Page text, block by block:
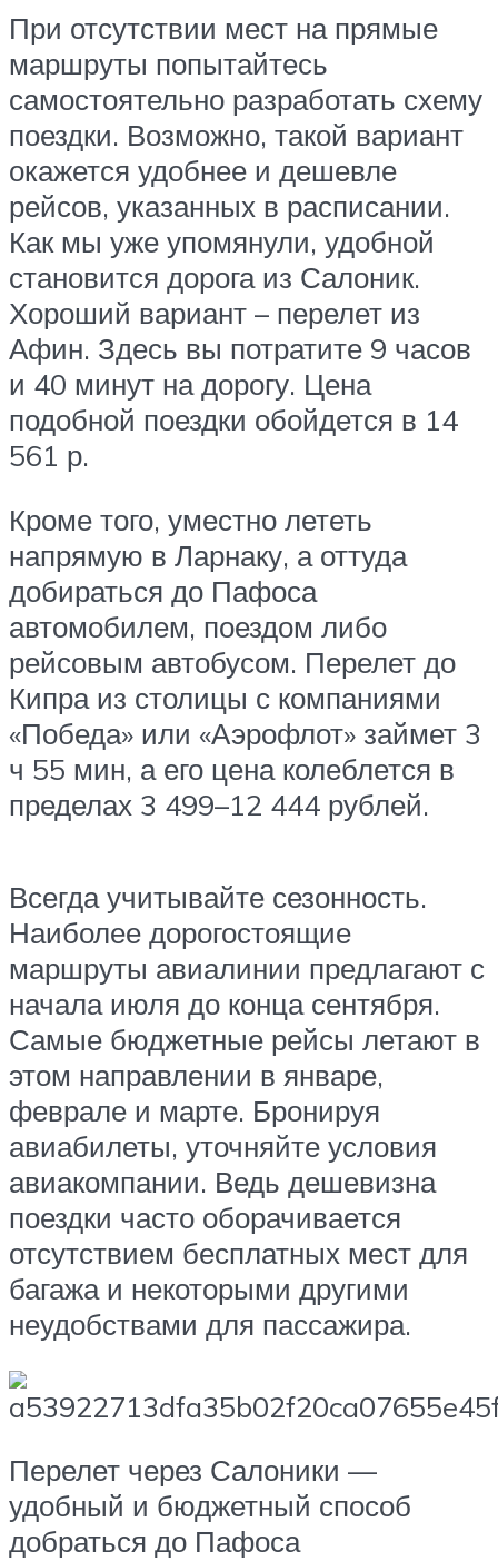
При отсутствии мест на прямые
маршруты попытайтесь
самостоятельно разработать схему
поездки. Возможно, такой вариант
окажется удобнее и дешевле
рейсов, указанных в расписании.
Как мы уже упомянули, удобной
становится дорога из Салоник.
Хороший вариант – перелет из
Афин. Здесь вы потратите 9 часов
и 40 минут на дорогу. Цена
подобной поездки обойдется в 14
561 р.
Кроме того, уместно лететь
напрямую в Ларнаку, а оттуда
добираться до Пафоса
автомобилем, поездом либо
рейсовым автобусом. Перелет до
Кипра из столицы с компаниями
«Победа» или «Аэрофлот» займет 3
ч 55 мин, а его цена колеблется в
пределах 3 499–12 444 рублей.
Всегда учитывайте сезонность.
Наиболее дорогостоящие
маршруты авиалинии предлагают с
начала июля до конца сентября.
Самые бюджетные рейсы летают в
этом направлении в январе,
феврале и марте. Бронируя
авиабилеты, уточняйте условия
авиакомпании. Ведь дешевизна
поездки часто оборачивается
отсутствием бесплатных мест для
багажа и некоторыми другими
неудобствами для пассажира.
Перелет через Салоники —
удобный и бюджетный способ
добраться до Пафоса